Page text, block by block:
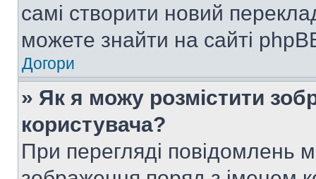
самі створити новий
можете знайти на сайті
Догори
» Як я можу розмістити
користувача?
При перегляді повідомлень